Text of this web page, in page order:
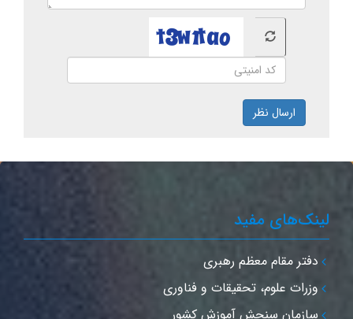
ارسال نظر
لینک‌های مفید
دفتر مقام معظم رهبری
وزرات علوم، تحقیقات و فناوری
سازمان سنجش آموزش کشور